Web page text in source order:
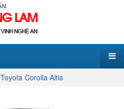
Toyota Corolla Altis